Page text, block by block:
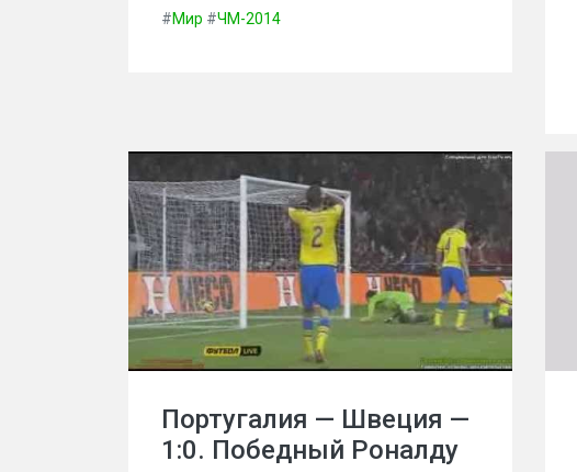
#Мир #ЧМ-2014
Португалия — Швеция —
1:0. Победный Роналду